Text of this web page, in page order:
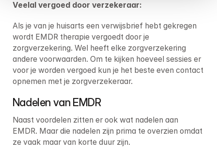
Veelal vergoed door verzekeraar:
Als je van je huisarts een verwijsbrief hebt gekregen
wordt EMDR therapie vergoedt door je
zorgverzekering. Wel heeft elke zorgverzekering
andere voorwaarden. Om te kijken hoeveel sessies er
voor je worden vergoed kun je het beste even contact
opnemen met je zorgverzekeraar.
Nadelen van EMDR
Naast voordelen zitten er ook wat nadelen aan
EMDR. Maar die nadelen zijn prima te overzien omdat
ze vaak maar van korte duur zijn.